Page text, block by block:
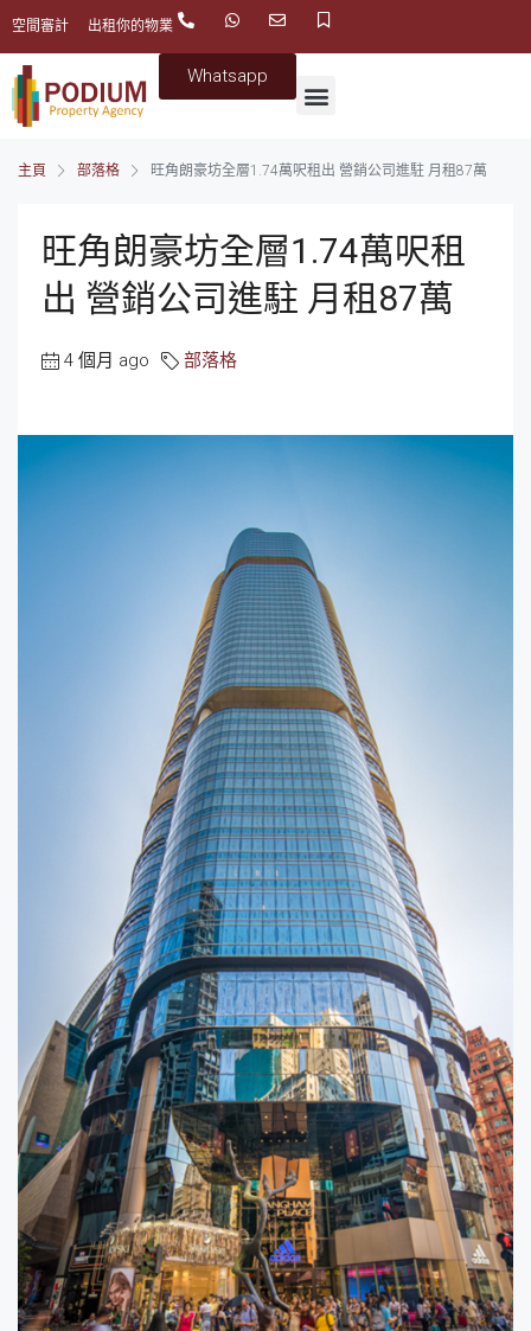
空間審計 出租你的物業
Whatsapp
主頁 部落格 旺角朗豪坊全層1.74萬呎租出 營銷公司進駐 月租87萬
旺角朗豪坊全層1.74萬呎租
出 營銷公司進駐 月租87萬
4 個月 ago 部落格